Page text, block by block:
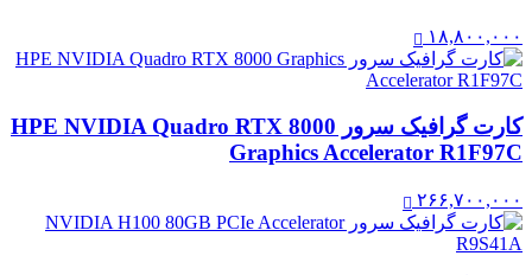
۱۸,۸۰۰,۰۰۰
کارت گرافیک سرور HPE NVIDIA Quadro RTX 8000
Graphics Accelerator R1F97C
۲۶۶,۷۰۰,۰۰۰